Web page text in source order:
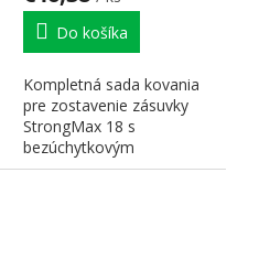
Do košíka
Kompletná sada kovania
pre zostavenie zásuvky
StrongMax 18 s
bezúchytkovým
otváraním" "PUSH". Nutné